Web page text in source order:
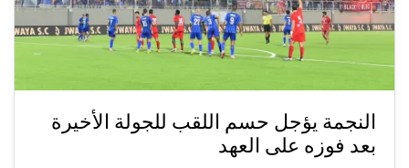
النجمة يؤجل حسم اللقب للجولة الأخيرة
بعد فوزه على العهد